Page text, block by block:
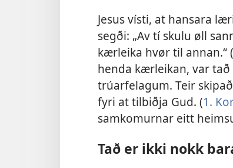
Jesus vísti, at hansara
segði: „Av tí skulu øll
kærleika hvør til annan.“ (
henda kærleikan, var
trúarfelagum. Teir
fyri at tilbiðja Gud. (1.
samkomurnar eitt
Tað er ikki nokk